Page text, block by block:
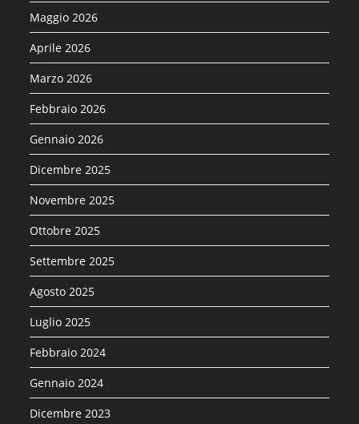
Maggio 2026
Aprile 2026
Marzo 2026
Febbraio 2026
Gennaio 2026
Dicembre 2025
Novembre 2025
Ottobre 2025
Settembre 2025
Agosto 2025
Luglio 2025
Febbraio 2024
Gennaio 2024
Dicembre 2023